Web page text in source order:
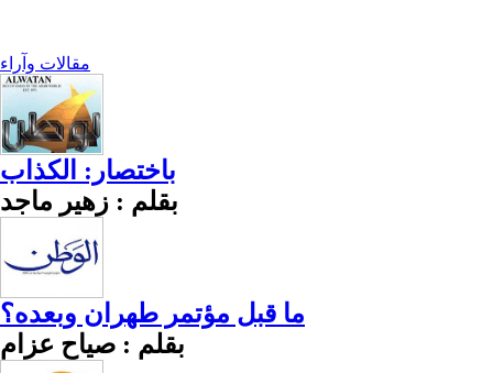
مقالات وآراء
باختصار: الكذاب
بقلم : زهير ماجد
ما قبل مؤتمر طهران وبعده؟
بقلم : صياح عزام